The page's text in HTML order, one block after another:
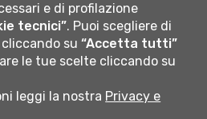
degli studi di Bergamo
e di profilazione
tecnici”. Puoi scegliere di
cliccando su“Accetta tutti”
le tue scelte cliccando su
leggi la nostra Privacy e